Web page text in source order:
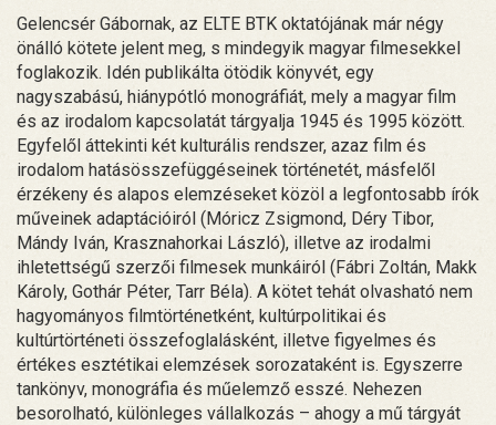
Gelencsér Gábornak, az ELTE BTK oktatójának már négy
önálló kötete jelent meg, s mindegyik magyar filmesekkel
foglakozik. Idén publikálta ötödik könyvét, egy
nagyszabású, hiánypótló monográfiát, mely a magyar film
és az irodalom kapcsolatát tárgyalja 1945 és 1995 között.
Egyfelől áttekinti két kulturális rendszer, azaz film és
irodalom hatásösszefüggéseinek történetét, másfelől
érzékeny és alapos elemzéseket közöl a legfontosabb írók
műveinek adaptációiról (Móricz Zsigmond, Déry Tibor,
Mándy Iván, Krasznahorkai László), illetve az irodalmi
ihletettségű szerzői filmesek munkáiról (Fábri Zoltán, Makk
Károly, Gothár Péter, Tarr Béla). A kötet tehát olvasható nem
hagyományos filmtörténetként, kultúrpolitikai és
kultúrtörténeti összefoglalásként, illetve figyelmes és
értékes esztétikai elemzések sorozataként is. Egyszerre
tankönyv, monográfia és műelemző esszé. Nehezen
besorolható, különleges vállalkozás – ahogy a mű tárgyát